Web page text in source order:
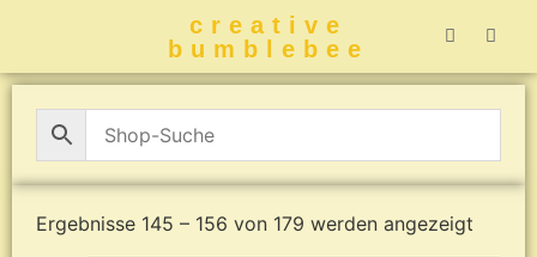
creative
bumblebee
Ergebnisse 145 – 156 von 179 werden angezeigt